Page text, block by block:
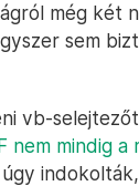
még két
sem
vb-
nem mindig a